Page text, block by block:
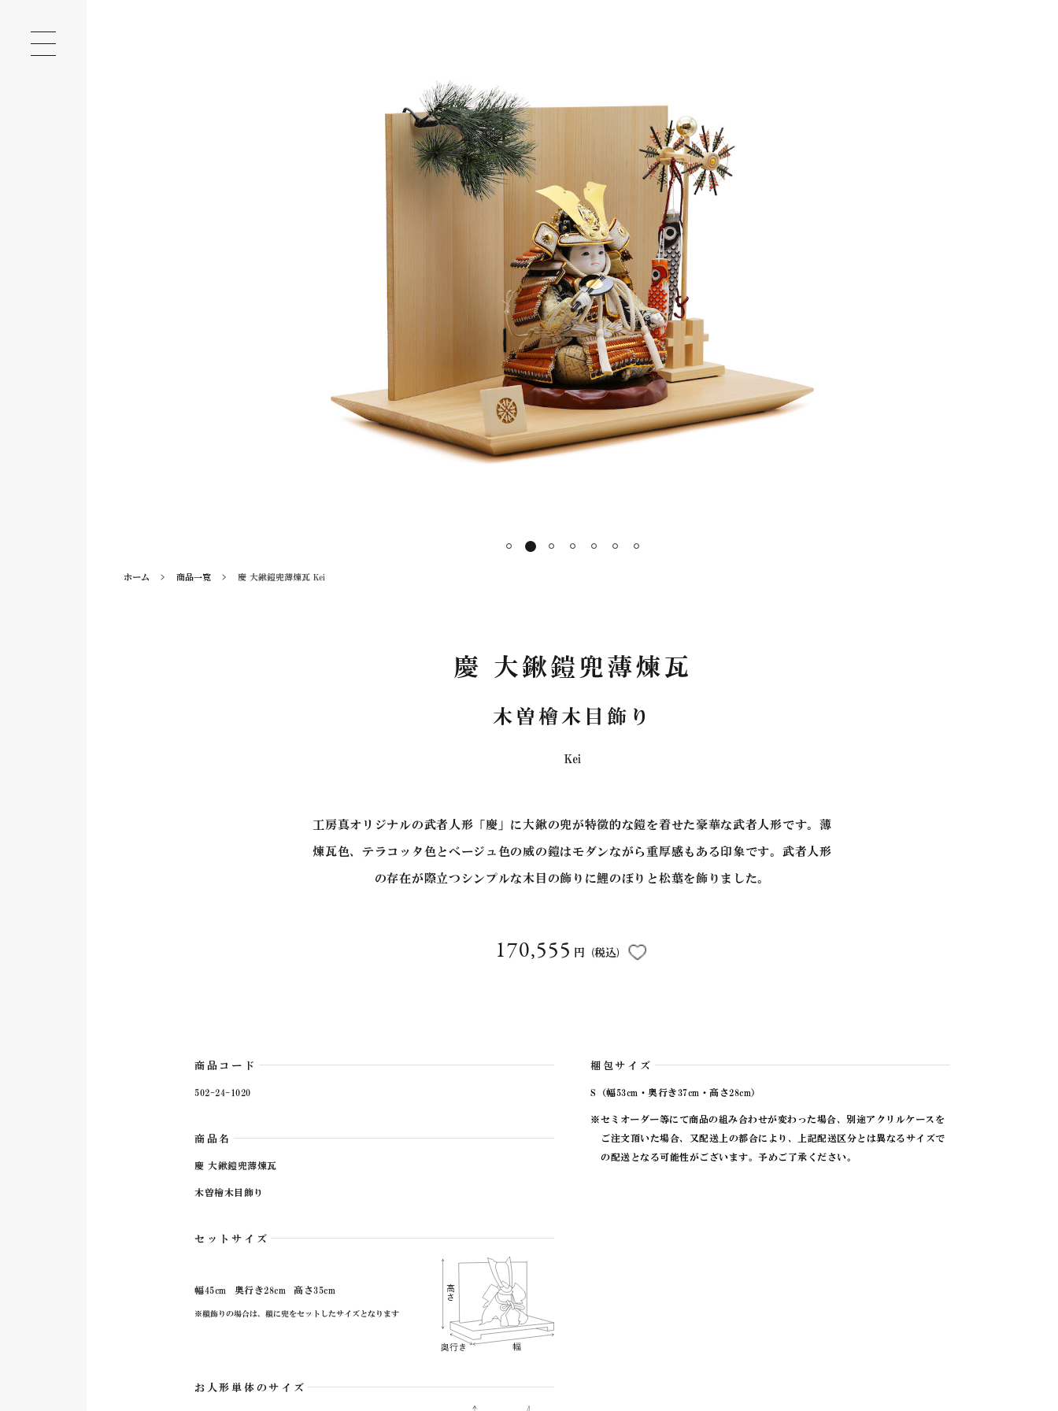
1 3 4 5 6 7
ホーム 商品一覧 慶 大鍬鎧兜薄煉瓦 Kei
慶 大鍬鎧兜薄煉瓦
木曽檜木目飾り
Kei
工房真オリジナルの武者人形「慶」に大鍬の兜が特徴的な鎧を着せた豪華な武者人形です。薄
煉瓦色、テラコッタ色とベージュ色の威の鎧はモダンながら重厚感もある印象です。武者人形
の存在が際立つシンプルな木目の飾りに鯉のぼりと松葉を飾りました。
170,555 円 (税込)
商品コード
502-24-1020
商品名
慶 大鍬鎧兜薄煉瓦
木曽檜木目飾り
セットサイズ
幅45cm 奥行き28cm 高さ35cm
※櫃飾りの場合は、櫃に兜をセットしたサイズとなります
お人形単体のサイズ
梱包サイズ
S（幅53cm・奥行き37cm・高さ28cm）
※セミオーダー等にて商品の組み合わせが変わった場合、別途アクリルケースを
ご注文頂いた場合、又配送上の都合により、上記配送区分とは異なるサイズで
の配送となる可能性がございます。予めご了承ください。